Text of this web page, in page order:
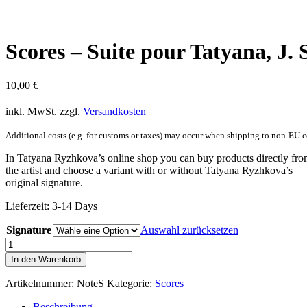
Scores – Suite pour Tatyana, J.
10,00 €
inkl. MwSt. zzgl. Versandkosten
Additional costs (e.g. for customs or taxes) may occur when shipping to non-EU
In Tatyana Ryzhkova’s online shop you can buy products directly
the artist and choose a variant with or without Tatyana Ryzhkova’s
original signature.
Lieferzeit: 3-14 Days
Signature
Auswahl zurücksetzen
Scores
-
Suite
pour
In den Warenkorb
Artikelnummer: NoteS Kategorie: Scores